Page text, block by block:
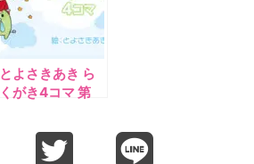
とよさきあき ら
くがき4コマ 第
11月号より）